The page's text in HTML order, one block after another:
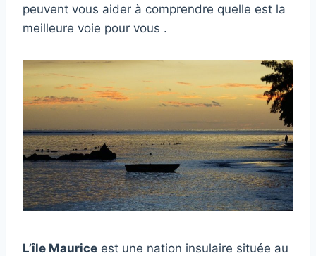
peuvent vous aider à comprendre quelle est la
meilleure voie pour vous .
L’île Maurice est une nation insulaire située au